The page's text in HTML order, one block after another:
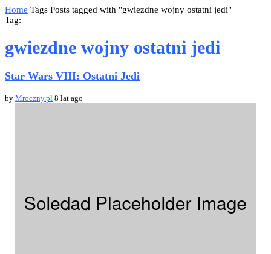
Home Tags Posts tagged with "gwiezdne wojny ostatni jedi"
Tag:
gwiezdne wojny ostatni jedi
Star Wars VIII: Ostatni Jedi
by Mroczny.pl 8 lat ago